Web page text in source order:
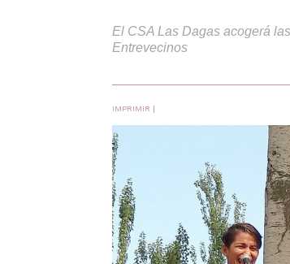
El CSA Las Dagas acogerá
Entrevecinos
IMPRIMIR |